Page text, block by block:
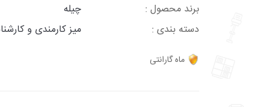
برند محصول :
چیله
دسته بندی :
میز کارمندی و
ماه گارانتی